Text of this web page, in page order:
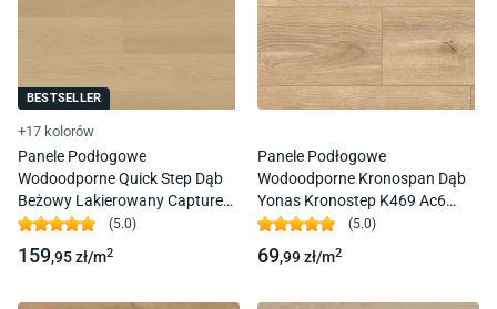
BESTSELLER
+17 kolorów
Panele Podłogowe
Wodoodporne Quick Step Dąb
Beżowy Lakierowany Capture
Sig4750 Ac4 9 Mm 4V-Fuga
(5.0)
159,95zł/m2
Panele Podłogowe
Wodoodporne Kronospan Dąb
Yonas Kronostep K469 Ac6
10Mm
(5.0)
69,99zł/m2